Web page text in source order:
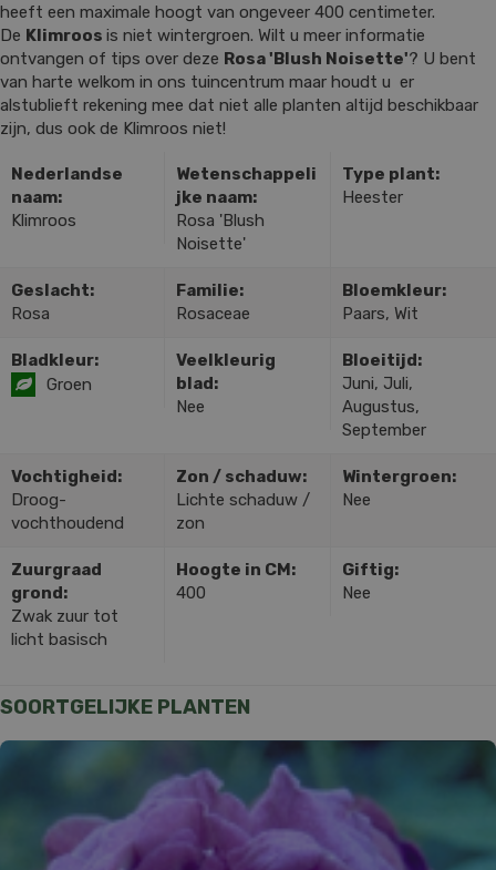
heeft een maximale hoogt van ongeveer 400 centimeter.
De Klimroos is niet wintergroen. Wilt u meer informatie
ontvangen of tips over deze Rosa 'Blush Noisette'? U bent
van harte welkom in ons tuincentrum maar houdt u er
alstublieft rekening mee dat niet alle planten altijd beschikbaar
zijn, dus ook de Klimroos niet!
Nederlandse
naam:
Klimroos
Wetenschappeli
jke naam:
Rosa 'Blush
Noisette'
Type plant:
Heester
Geslacht:
Rosa
Familie:
Rosaceae
Bloemkleur:
Paars, Wit
Bladkleur:
Groen
Veelkleurig
blad:
Nee
Bloeitijd:
Juni, Juli,
Augustus,
September
Vochtigheid:
Droog-
vochthoudend
Zon / schaduw:
Lichte schaduw /
zon
Wintergroen:
Nee
Zuurgraad
grond:
Zwak zuur tot
licht basisch
Hoogte in CM:
400
Giftig:
Nee
SOORTGELIJKE PLANTEN